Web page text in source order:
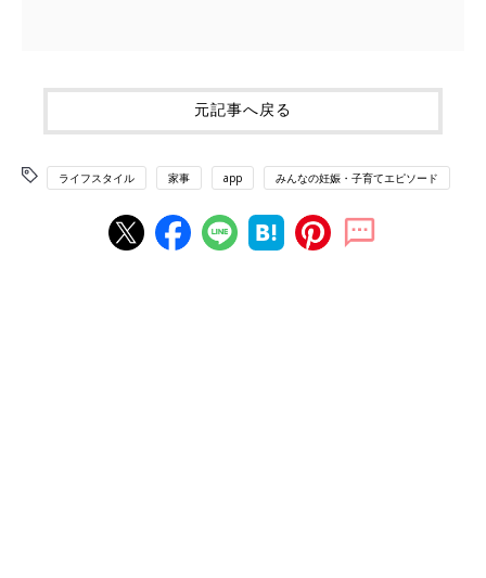
元記事へ戻る
ライフスタイル 家事 app みんなの妊娠・子育てエピソード